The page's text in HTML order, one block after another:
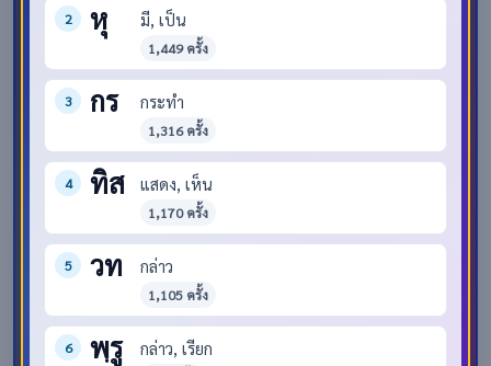
2 หุ มี, เป็น
1,449 ครั้ง
3 กร กระทำ
1,316 ครั้ง
4 ทิส แสดง, เห็น
1,170 ครั้ง
5 วท กล่าว
1,105 ครั้ง
6 พฺรู กล่าว, เรียก